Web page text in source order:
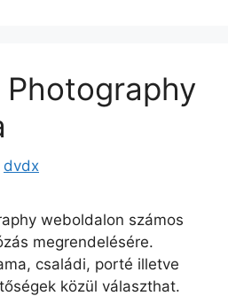
dvdx
weboldalon számos
megrendelésére.
családi, porté illetve
közül választhat.